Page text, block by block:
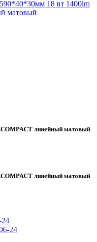
линейный матовый
линейный матовый